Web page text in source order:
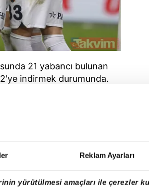
Reklam Ayarları
yürütülmesi amaçları ile çerezler
21 yabancı bulunan
indirmek durumunda.